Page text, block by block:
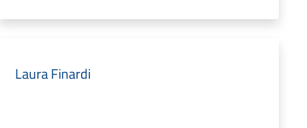
Laura Finardi